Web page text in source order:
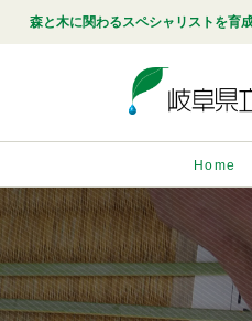
森と木に関わるスペシャリストを育
Home